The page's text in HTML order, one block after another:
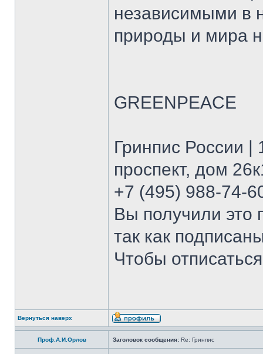
независимыми в
природы и мира
GREENPEACE
Гринпис России |
проспект, дом
+7 (495) 988-74-
Вы получили это
так как
Чтобы
Вернуться наверх
Проф.А.И.Орлов Заголовок сообщения: Re: Гринпис